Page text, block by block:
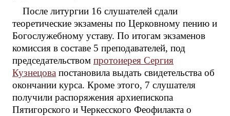
После литургии 16 слушателей сдали
теоретические экзамены по Церковному пению и
Богослужебному уставу. По итогам экзаменов
комиссия в составе 5 преподавателей, под
председательством протоиерея Сергия
Кузнецова постановила выдать свидетельства об
окончании курса. Кроме этого, 7 слушателя
получили распоряжения архиепископа
Пятигорского и Черкесского Феофилакта о